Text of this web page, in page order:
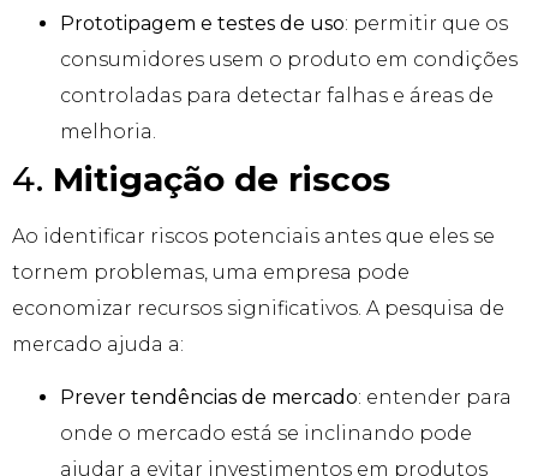
Prototipagem e testes de uso: permitir que os
consumidores usem o produto em condições
controladas para detectar falhas e áreas de
melhoria.
4. Mitigação de riscos
Ao identificar riscos potenciais antes que eles se
tornem problemas, uma empresa pode
economizar recursos significativos. A pesquisa de
mercado ajuda a:
Prever tendências de mercado: entender para
onde o mercado está se inclinando pode
ajudar a evitar investimentos em produtos